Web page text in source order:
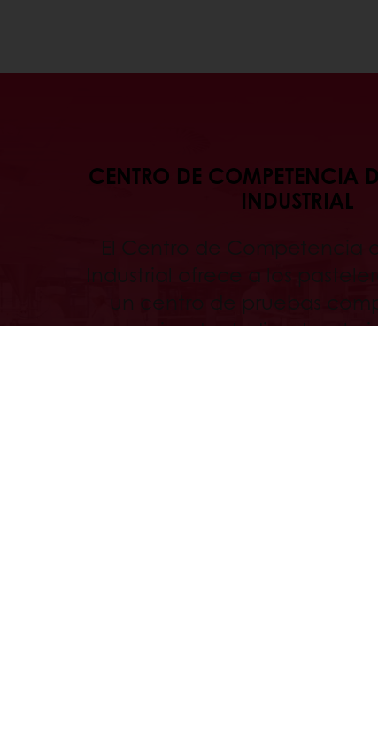
CENTRO DE COMPETENCIA
INDUSTRIAL
El Centro de Competencia
Industrial ofrece a los
un centro de pruebas
equipado dedicado a la